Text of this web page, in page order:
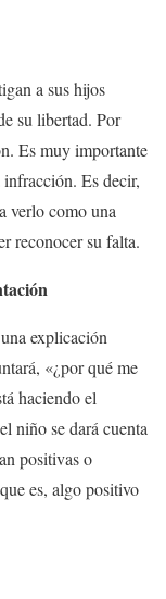
a sus hijos
su libertad. Por
Es muy importante
infracción. Es decir,
verlo como una
reconocer su falta.
explicación
«¿por qué me
haciendo el
niño se dará cuenta
positivas o
es, algo positivo